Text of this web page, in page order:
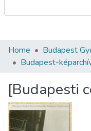
Communities &
Statistics
About us
Home Budapest
Budapest-
[Budapesti